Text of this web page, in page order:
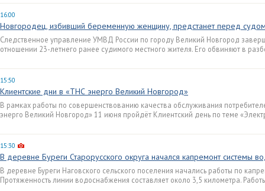
16:00
Новгородец, избивший беременную женщину, предстанет перед
Следственное управление УМВД России по городу Великий Новгород
отношении 23-летнего ранее судимого местного жителя. Его обвиняют в
15:50
Клиентские дни в «ТНС энерго Великий Новгород»
В рамках работы по совершенствованию качества обслуживания
энерго Великий Новгород» 11 июня пройдёт Клиентский день по теме
15:30
В деревне Буреги Старорусского округа начался капремонт системы
В деревне Буреги Наговского сельского поселения начались работы по
Протяженность линии водоснабжения составляет около 3,5 километра.